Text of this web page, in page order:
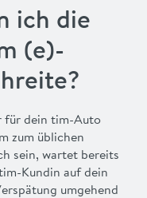
ich die
(e)-
für dein tim-Auto
zum üblichen
sein, wartet bereits
-Kundin auf dein
umgehend